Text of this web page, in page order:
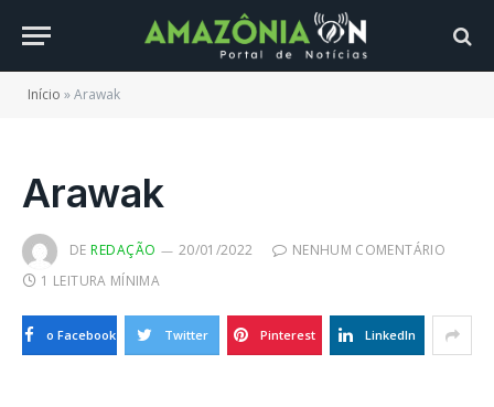
Início »Arawak
Arawak
DE REDAÇÃO 20/01/2022
NENHUM COMENTÁRIO
1 LEITURA MÍNIMA
o Facebook Twitter Pinterest LinkedIn